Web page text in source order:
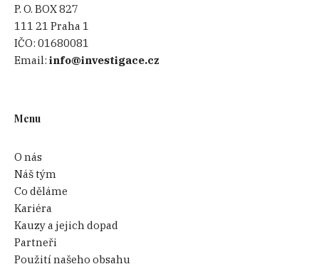
P. O. BOX 827
111 21 Praha 1
IČO:01680081
Email:info@investigace.cz
Menu
O nás
Náš tým
Co děláme
Kariéra
Kauzy a jejich dopad
Partneři
Použití našeho obsahu